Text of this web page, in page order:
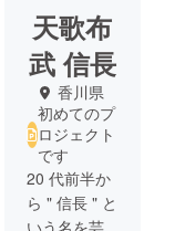
天歌布
武 信長
香川県
初めてのプ
ロジェクト
です
20 代前半か
ら " 信長 " と